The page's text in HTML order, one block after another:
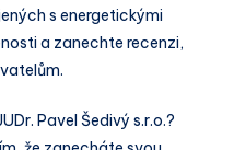
s energetickými
a zanechte recenzi,
Pavel Šedivý s.r.o.?